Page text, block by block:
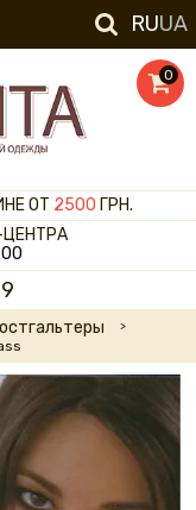
RUUA
0
ОТ 2500 ГРН.